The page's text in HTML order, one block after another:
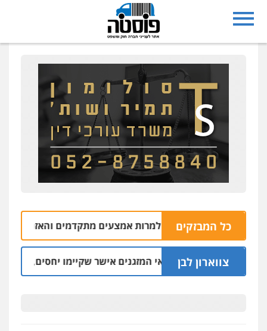
כל המבזקיםלמרות אמצעים מתקדמים והאזנות: שוחרר
צווארון לבן
טכנאי המזגנים אישר שקיימו יחסים, האשה